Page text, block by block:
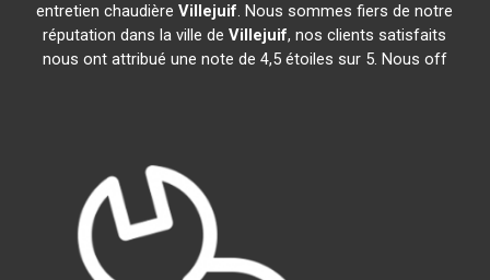
entretien chaudièreVillejuif. Nous sommes fiers de notre
réputation dans la ville deVillejuif, nos clients satisfaits
nous ont attribué une note de 4,5 étoiles sur 5. Nous off